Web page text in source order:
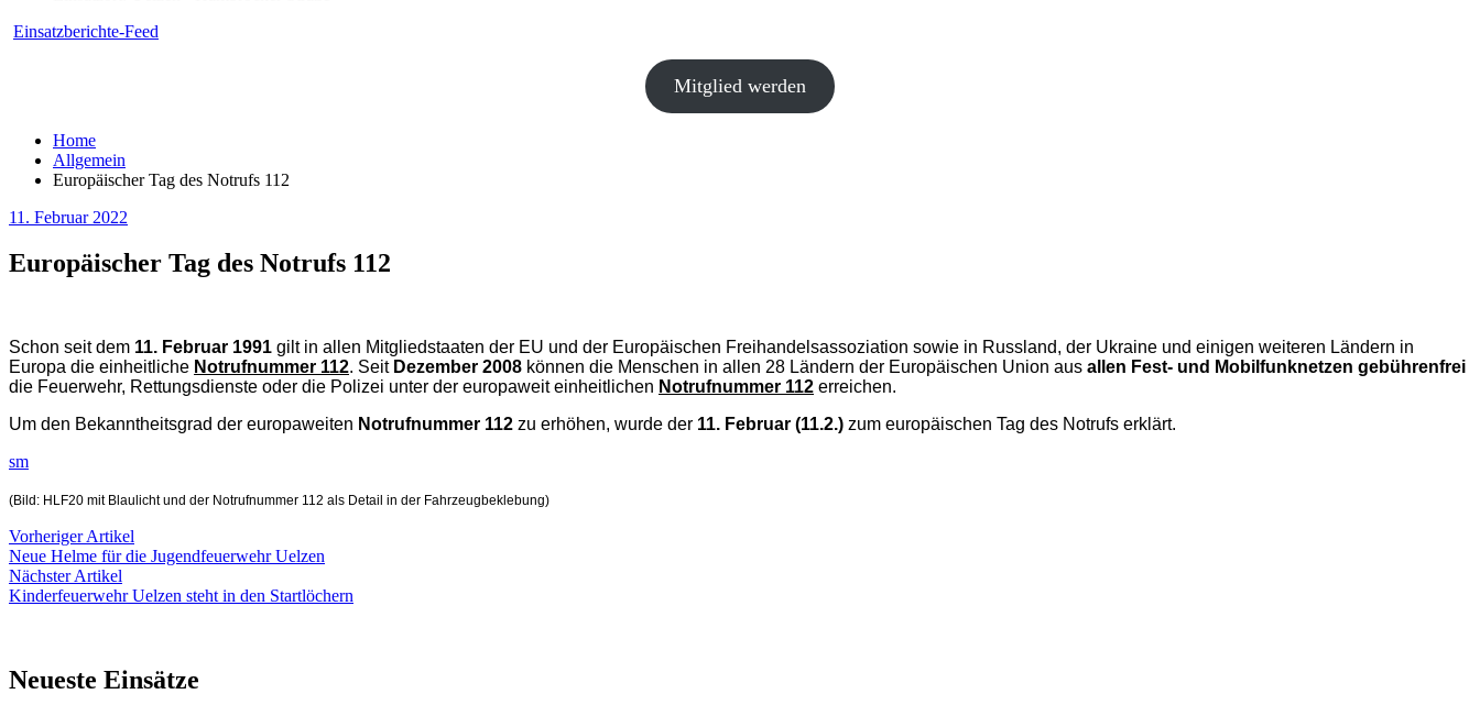
Einsatzberichte-Feed
Mitglied werden
Home
Allgemein
Europäischer Tag des Notrufs 112
11. Februar 2022
Europäischer Tag des Notrufs 112
Schon seit dem 11. Februar 1991 gilt in allen Mitgliedstaaten der EU und der Europäischen Freihandelsassoziation sowie in Russland, der Ukraine und einigen weiteren Ländern in
Europa die einheitliche Notrufnummer 112. Seit Dezember 2008 können die Menschen in allen 28 Ländern der Europäischen Union aus allen Fest- und Mobilfunknetzen gebührenfrei
die Feuerwehr, Rettungsdienste oder die Polizei unter der europaweit einheitlichen Notrufnummer 112 erreichen.
Um den Bekanntheitsgrad der europaweiten Notrufnummer 112 zu erhöhen, wurde der 11. Februar (11.2.) zum europäischen Tag des Notrufs erklärt.
sm
(Bild: HLF20 mit Blaulicht und der Notrufnummer 112 als Detail in der Fahrzeugbeklebung)
Beitragsnavigation
Vorheriger Artikel
Artikel:
Neue Helme für die Jugendfeuerwehr Uelzen
Nächster Artikel
Artikel:
Kinderfeuerwehr Uelzen steht in den Startlöchern
Neueste Einsätze